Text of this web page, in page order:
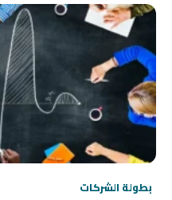
بطولة الشركات